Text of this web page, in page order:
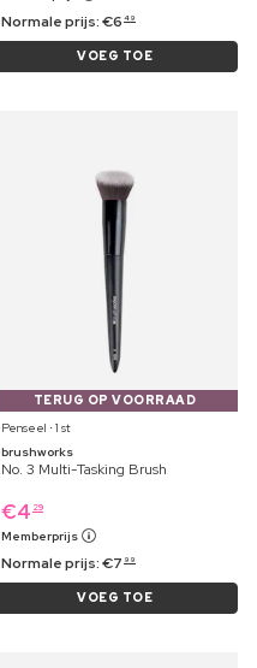
Normale prijs:€6 49
VOEG TOE
TERUG OP VOORRAAD
Penseel ⋅ 1 st
brushworks
No. 3 Multi-Tasking Brush
€4 29
Memberprijs
Normale prijs:€7 99
VOEG TOE